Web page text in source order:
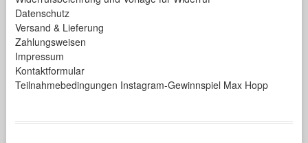
Datenschutz
Versand & Lieferung
Zahlungsweisen
Impressum
Kontaktformular
Teilnahmebedingungen Instagram-Gewinnspiel Max Hopp